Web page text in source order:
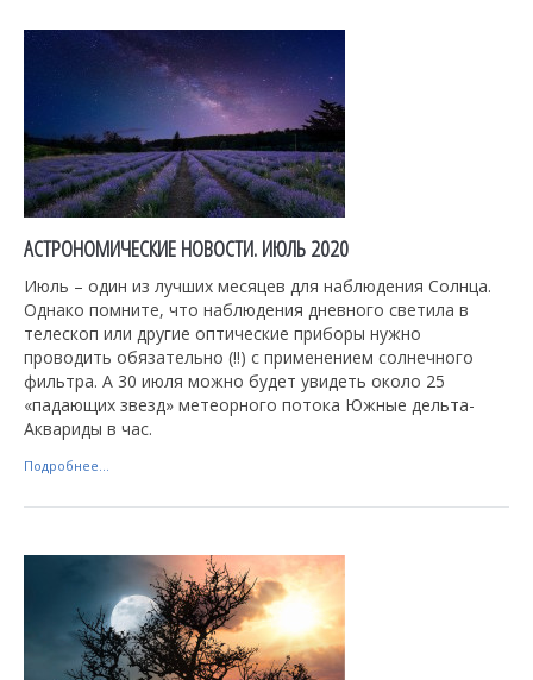
АСТРОНОМИЧЕСКИЕ НОВОСТИ. ИЮЛЬ 2020
Июль – один из лучших месяцев для наблюдения Солнца.
Однако помните, что наблюдения дневного светила в
телескоп или другие оптические приборы нужно
проводить обязательно (!!) с применением солнечного
фильтра. А 30 июля можно будет увидеть около 25
«падающих звезд» метеорного потока Южные дельта-
Аквариды в час.
Подробнее...